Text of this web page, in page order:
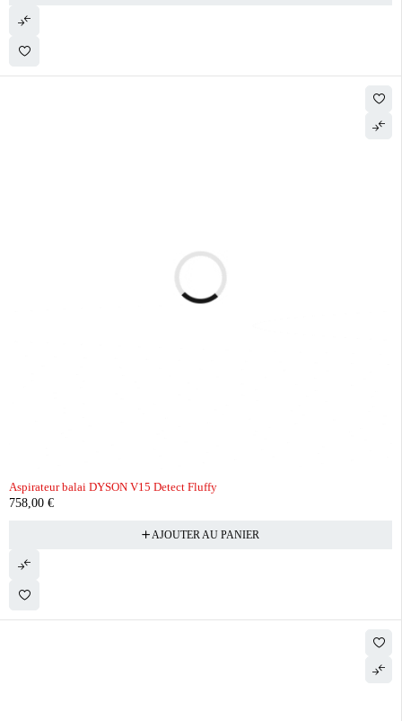
Aspirateur balai DYSON V15 Detect Fluffy
758,00 €
AJOUTER AU PANIER